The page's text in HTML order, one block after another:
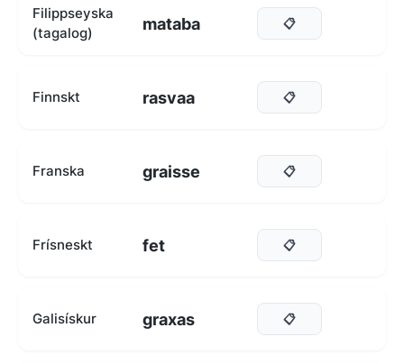
Filippseyska
(tagalog)
mataba 📋
Finnskt rasvaa 📋
Franska graisse 📋
Frísneskt fet 📋
Galisískur graxas 📋